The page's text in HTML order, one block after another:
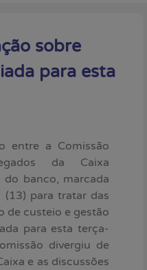
sobre
para esta
entre a Comissão
da Caixa
do banco, marcada
(13) para tratar das
de custeio e gestão
para esta terça-
divergiu de
e as discussões